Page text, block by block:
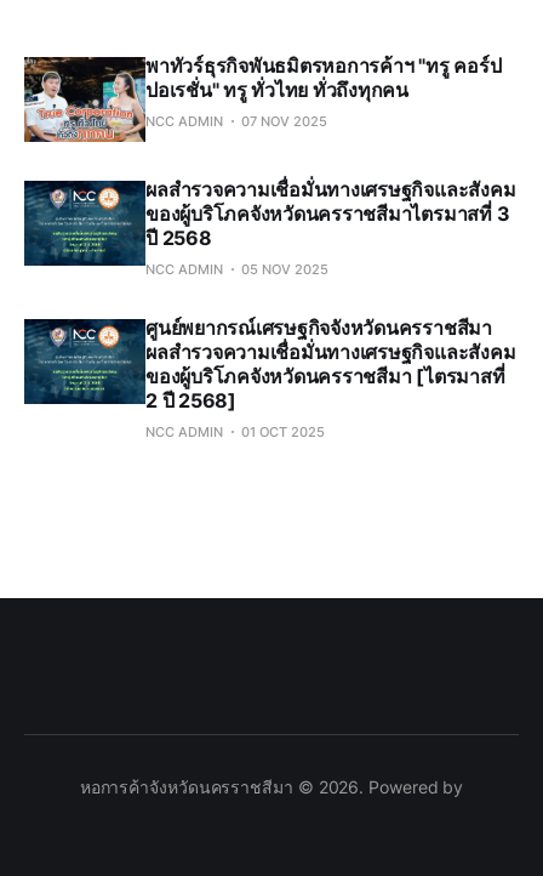
พาทัวร์ธุรกิจพันธมิตรหอการค้าฯ "ทรู คอร์ป
ปอเรชั่น" ทรู ทั่วไทย ทั่วถึงทุกคน
NCC ADMIN 07 NOV 2025
ผลสำรวจความเชื่อมั่นทางเศรษฐกิจและสังคม
ของผู้บริโภคจังหวัดนครราชสีมาไตรมาสที่ 3
ปี 2568
NCC ADMIN 05 NOV 2025
ศูนย์พยากรณ์เศรษฐกิจจังหวัดนครราชสีมา
ผลสำรวจความเชื่อมั่นทางเศรษฐกิจและสังคม
ของผู้บริโภคจังหวัดนครราชสีมา [ไตรมาสที่
2 ปี 2568]
NCC ADMIN 01 OCT 2025
หอการค้าจังหวัดนครราชสีมา © 2026. Powered by